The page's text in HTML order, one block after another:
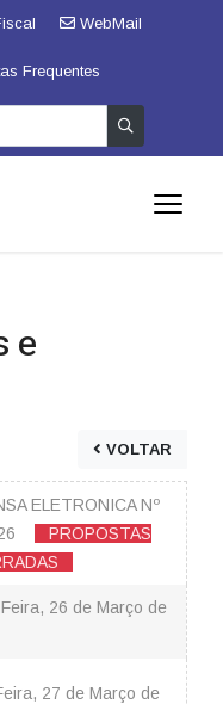
WebMail
Frequentes
e
VOLTAR
ELETRONICA Nº
PROPOSTAS
26 de Março de
27 de Março de